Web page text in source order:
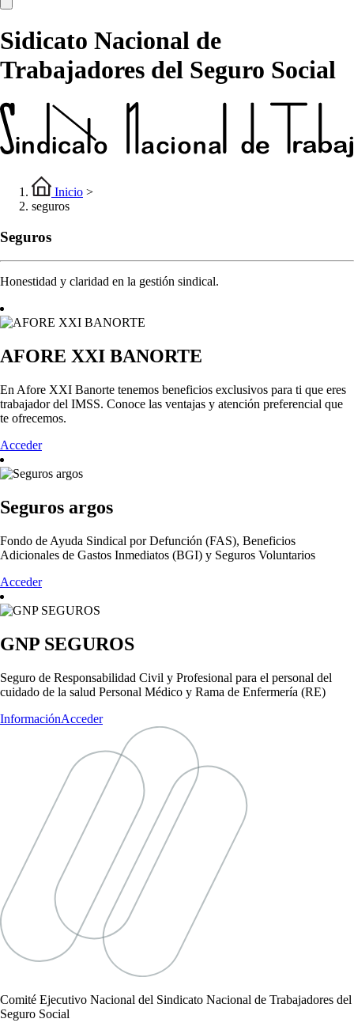
Sidicato Nacional de
Trabajadores del Seguro Social
Inicio >
seguros
Seguros
Honestidad y claridad en la gestión sindical.
AFORE XXI BANORTE
En Afore XXI Banorte tenemos beneficios exclusivos para ti que eres
trabajador del IMSS. Conoce las ventajas y atención preferencial que
te ofrecemos.
Acceder
Seguros argos
Fondo de Ayuda Sindical por Defunción (FAS), Beneficios
Adicionales de Gastos Inmediatos (BGI) y Seguros Voluntarios
Acceder
GNP SEGUROS
Seguro de Responsabilidad Civil y Profesional para el personal del
cuidado de la salud Personal Médico y Rama de Enfermería (RE)
InformaciónAcceder
Comité Ejecutivo Nacional del Sindicato Nacional de Trabajadores del
Seguro Social